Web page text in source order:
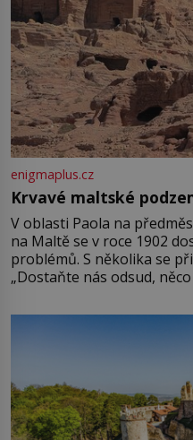
enigmaplus.cz
Krvavé maltské
V oblasti Paola na
na Maltě se v roce 1902
problémů. S několika se
„Dostaňte nás odsud, něco